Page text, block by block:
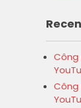
Công
Công